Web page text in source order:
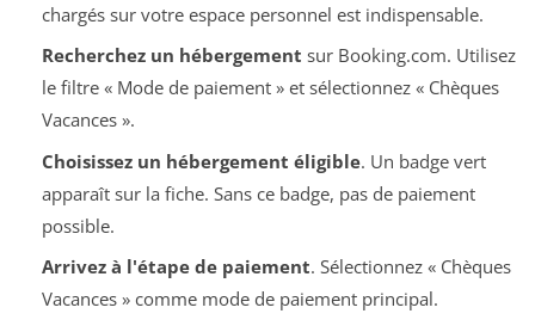
chargés sur votre espace personnel est indispensable.
Recherchez un hébergement sur Booking.com. Utilisez
le filtre « Mode de paiement » et sélectionnez « Chèques
Vacances ».
Choisissez un hébergement éligible. Un badge vert
apparaît sur la fiche. Sans ce badge, pas de paiement
possible.
Arrivez à l'étape de paiement. Sélectionnez « Chèques
Vacances » comme mode de paiement principal.